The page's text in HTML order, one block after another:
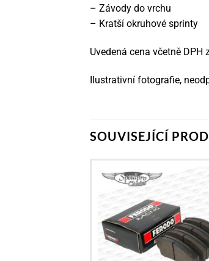
– Závody do vrchu
– Kratší okruhové sprinty
Uvedená cena včetně
Ilustrativní fotografie,
SOUVISEJÍCÍ